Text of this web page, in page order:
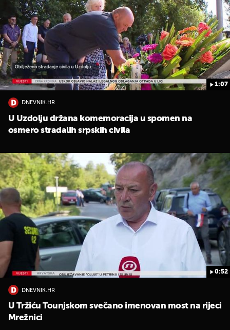
1:07
DNEVNIK.HR
U Uzdolju držana komemoracija u spomen na
osmero stradalih srpskih civila
0:52
DNEVNIK.HR
U Tržiću Tounjskom svečano imenovan most na rijeci
Mrežnici